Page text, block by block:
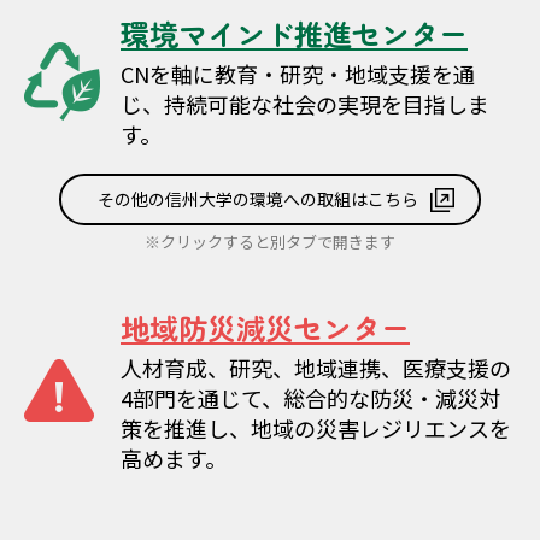
環境マインド推進センター
CNを軸に教育・研究・地域支援を通
じ、持続可能な社会の実現を目指しま
す。
その他の信州大学の環境への取組はこちら
※クリックすると別タブで開きます
地域防災減災センター
人材育成、研究、地域連携、医療支援の
4部門を通じて、総合的な防災・減災対
策を推進し、地域の災害レジリエンスを
高めます。